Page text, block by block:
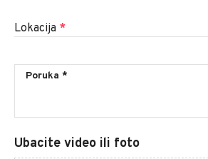
Lokacija *
Ubacite video ili foto